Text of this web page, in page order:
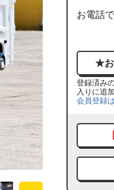
お電話
登録済み
入りに追
会員登録